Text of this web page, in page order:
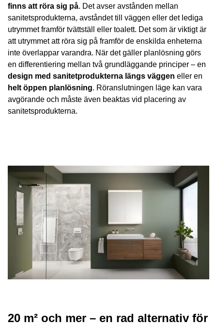
finns att röra sig på. Det avser avstånden mellan
sanitetsprodukterna, avståndet till väggen eller det lediga
utrymmet framför tvättställ eller toalett. Det som är viktigt är
att utrymmet att röra sig på framför de enskilda enheterna
inte överlappar varandra. När det gäller planlösning görs
en differentiering mellan två grundläggande principer – en
design med sanitetprodukterna längs väggen eller en
helt öppen planlösning. Röranslutningen läge kan vara
avgörande och måste även beaktas vid placering av
sanitetsprodukterna.
20 m² och mer – en rad alternativ för